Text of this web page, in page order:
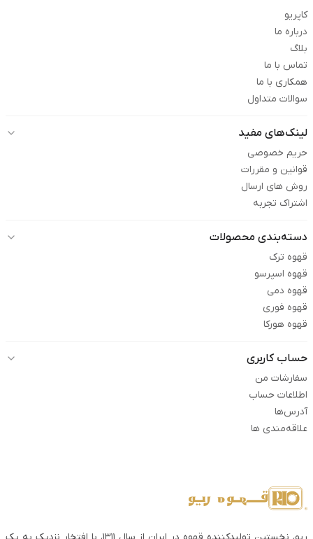
کاپریو
درباره ما
بلاگ
تماس با ما
همکاری با ما
سوالات متداول
لینک‌های مفید
حریم خصوصی
قوانین و مقررات
روش های ارسال
اشتراک تجربه
دسته‌بندی محصولات
قهوه ترک
قهوه اسپرسو
قهوه دمی
قهوه فوری
قهوه هورکا
حساب کاربری
سفارشات من
اطلاعات حساب
آدرس‌ها
علاقه‌مندی ها